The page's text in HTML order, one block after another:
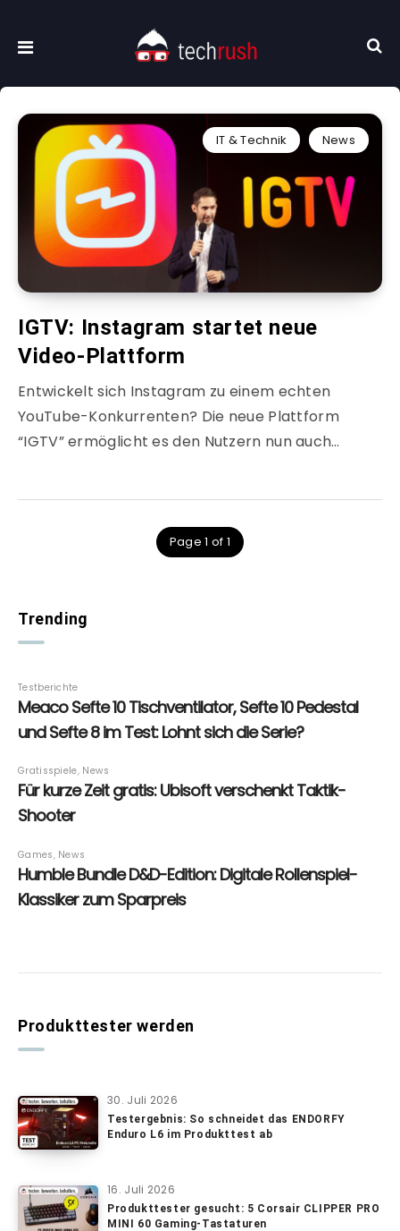
IT & Technik News
IGTV: Instagram startet neue
Video-Plattform
Entwickelt sich Instagram zu einem echten
YouTube-Konkurrenten? Die neue Plattform
“IGTV” ermöglicht es den Nutzern nun auch…
Page 1 of 1
Trending
Produkttester werden
30. Juli 2026
Testergebnis: So schneidet das ENDORFY
Enduro L6 im Produkttest ab
16. Juli 2026
Produkttester gesucht: 5 Corsair CLIPPER PRO
MINI 60 Gaming-Tastaturen